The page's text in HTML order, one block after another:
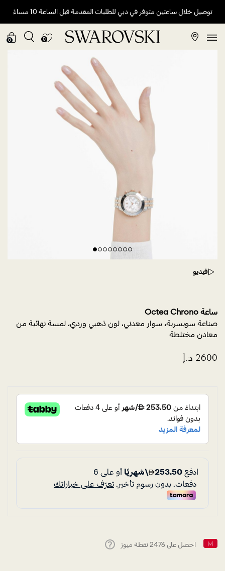
توصيل خلال ساعتين متوفر في دبي للطلبات المقدمة قبل الساعة 10 مساءً
0
0
فيديو
ساعة Octea Chrono
صناعة سويسرية، سوار معدني، لون ذهبي وردي، لمسة نهائية من
معادن مختلطة
احصل على 2476 نقطة ميوز